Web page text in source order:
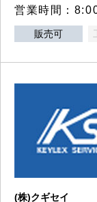
営業時間：
販売可
(株)クギセイ